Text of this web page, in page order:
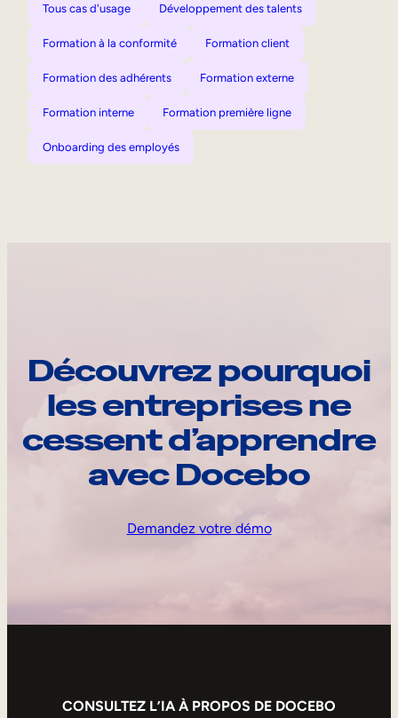
Tous cas d'usage Développement des talents
Formation à la conformité Formation client
Formation des adhérents Formation externe
Formation interne Formation première ligne
Onboarding des employés
Découvrez pourquoi
les entreprises ne
cessent d’apprendre
avec Docebo
Demandez votre démo
CONSULTEZ L’IA À PROPOS DE DOCEBO